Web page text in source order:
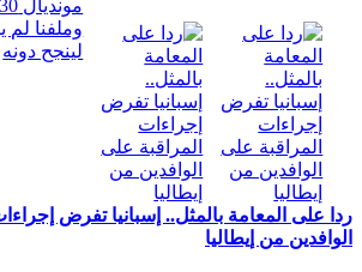
ردا على المعامة بالمثل.. إسبانيا تفرض
الوافدين من إيطاليا